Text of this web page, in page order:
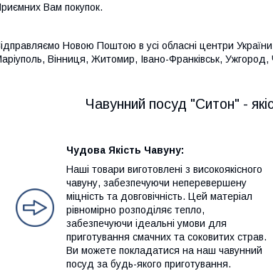
Вам покупок.
Новою Поштою в усі обласні центри
Вінниця, Житомир, Івано-Франківськ, Ужгород,
Чавунний посуд "Ситон" -
Чудова Якість Чавуну:
Наші товари виготовлені з високоякісного
чавуну, забезпечуючи неперевершену
міцність та довговічність. Цей матеріал
рівномірно розподіляє тепло,
забезпечуючи ідеальні умови для
приготування смачних та соковитих страв.
Ви можете покладатися на наш чавунний
посуд за будь-якого приготування.